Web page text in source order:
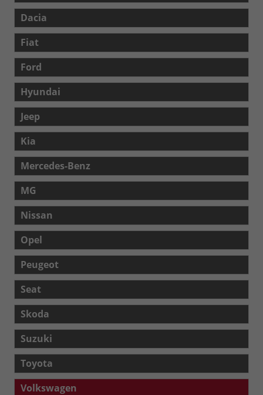
Dacia
Fiat
Ford
Hyundai
Jeep
Kia
Mercedes-Benz
MG
Nissan
Opel
Peugeot
Seat
Skoda
Suzuki
Toyota
Volkswagen